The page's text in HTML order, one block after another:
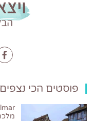
פוסטים הכי נצפים